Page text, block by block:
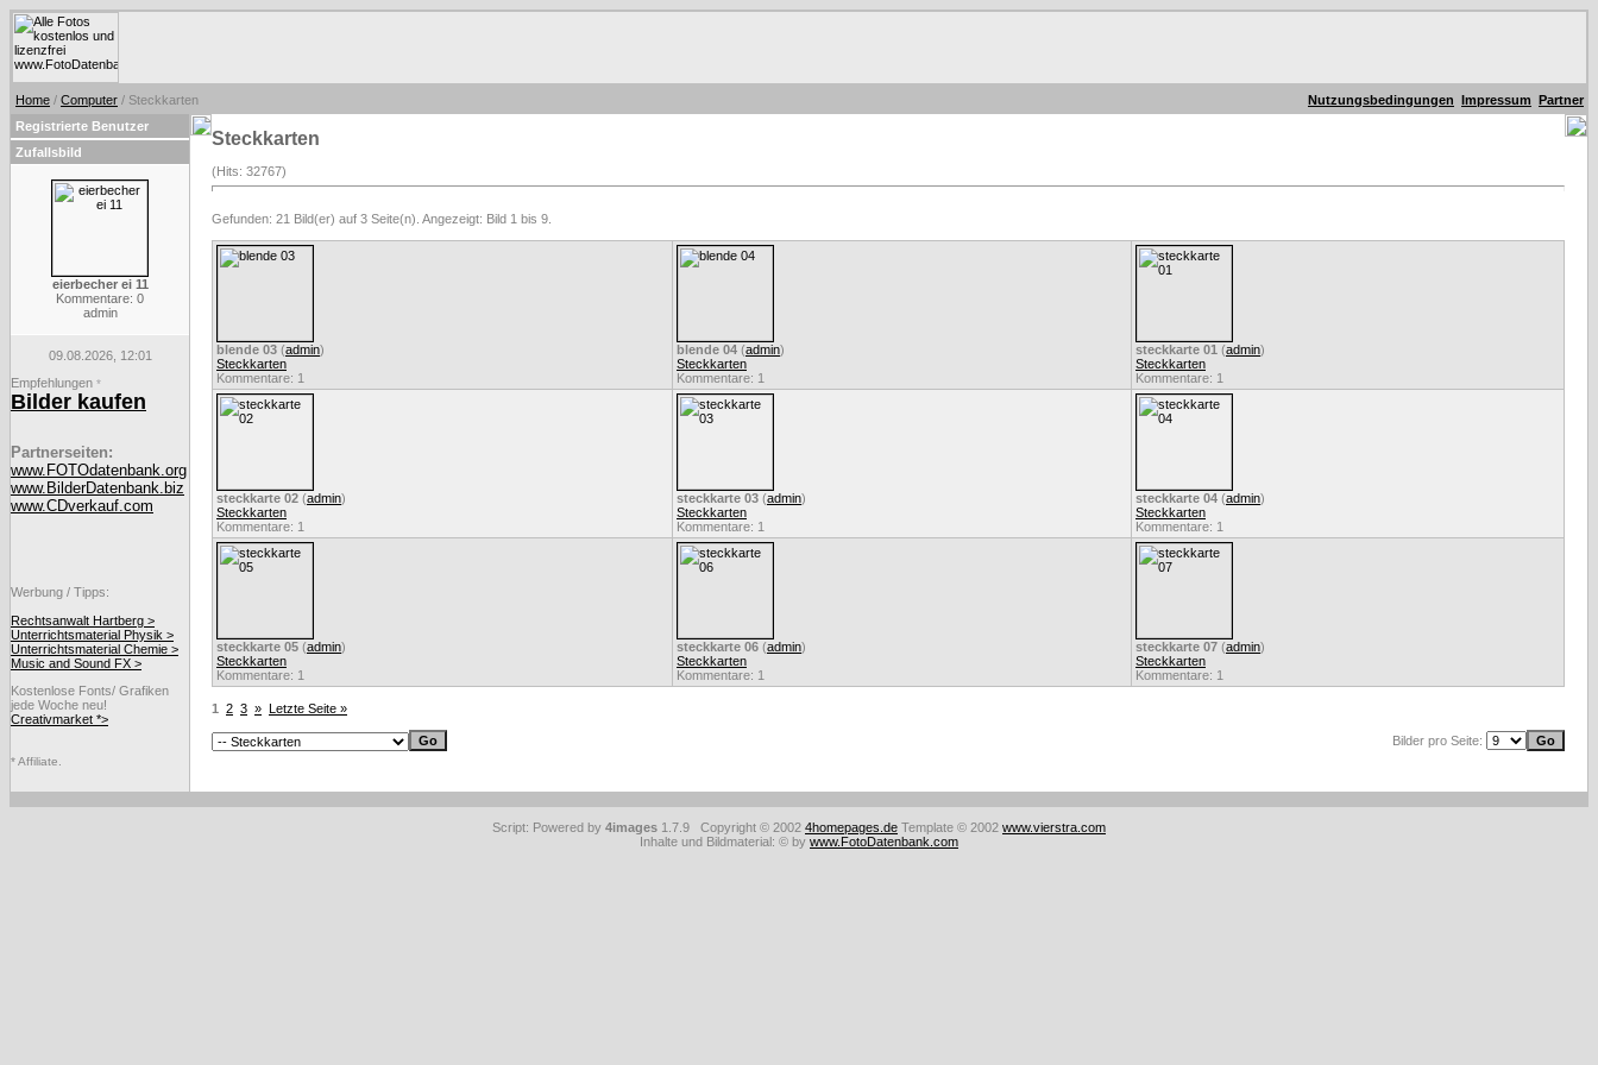
Home / Computer / Steckkarten Nutzungsbedingungen Impressum Partner
Registrierte Benutzer
Zufallsbild
eierbecher ei 11
Kommentare: 0
admin
09.08.2026, 12:01
Empfehlungen *
Bilder kaufen
Partnerseiten:
www.FOTOdatenbank.org
www.BilderDatenbank.biz
www.CDverkauf.com
Werbung / Tipps:
Rechtsanwalt Hartberg >
Unterrichtsmaterial Physik >
Unterrichtsmaterial Chemie >
Music and Sound FX >
Kostenlose Fonts/ Grafiken
jede Woche neu!
Creativmarket *>
* Affiliate.
Steckkarten
(Hits: 32767)
Gefunden: 21 Bild(er) auf 3 Seite(n). Angezeigt: Bild 1 bis 9.
blende 03 (admin)
Steckkarten
Kommentare: 1
blende 04 (admin)
Steckkarten
Kommentare: 1
steckkarte 01 (admin)
Steckkarten
Kommentare: 1
steckkarte 02 (admin)
Steckkarten
Kommentare: 1
steckkarte 03 (admin)
Steckkarten
Kommentare: 1
steckkarte 04 (admin)
Steckkarten
Kommentare: 1
steckkarte 05 (admin)
Steckkarten
Kommentare: 1
steckkarte 06 (admin)
Steckkarten
Kommentare: 1
steckkarte 07 (admin)
Steckkarten
Kommentare: 1
1 2 3 » Letzte Seite »
Bilder pro Seite:
Script: Powered by 4images 1.7.9 Copyright © 2002 4homepages.de Template © 2002 www.vierstra.com
Inhalte und Bildmaterial: © by www.FotoDatenbank.com